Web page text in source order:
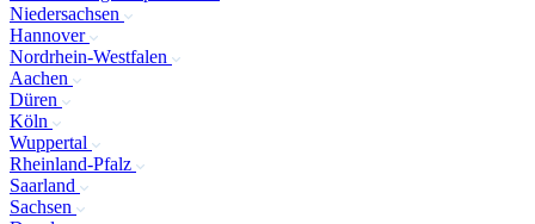
Niedersachsen
Hannover
Nordrhein-Westfalen
Aachen
Düren
Köln
Wuppertal
Rheinland-Pfalz
Saarland
Sachsen